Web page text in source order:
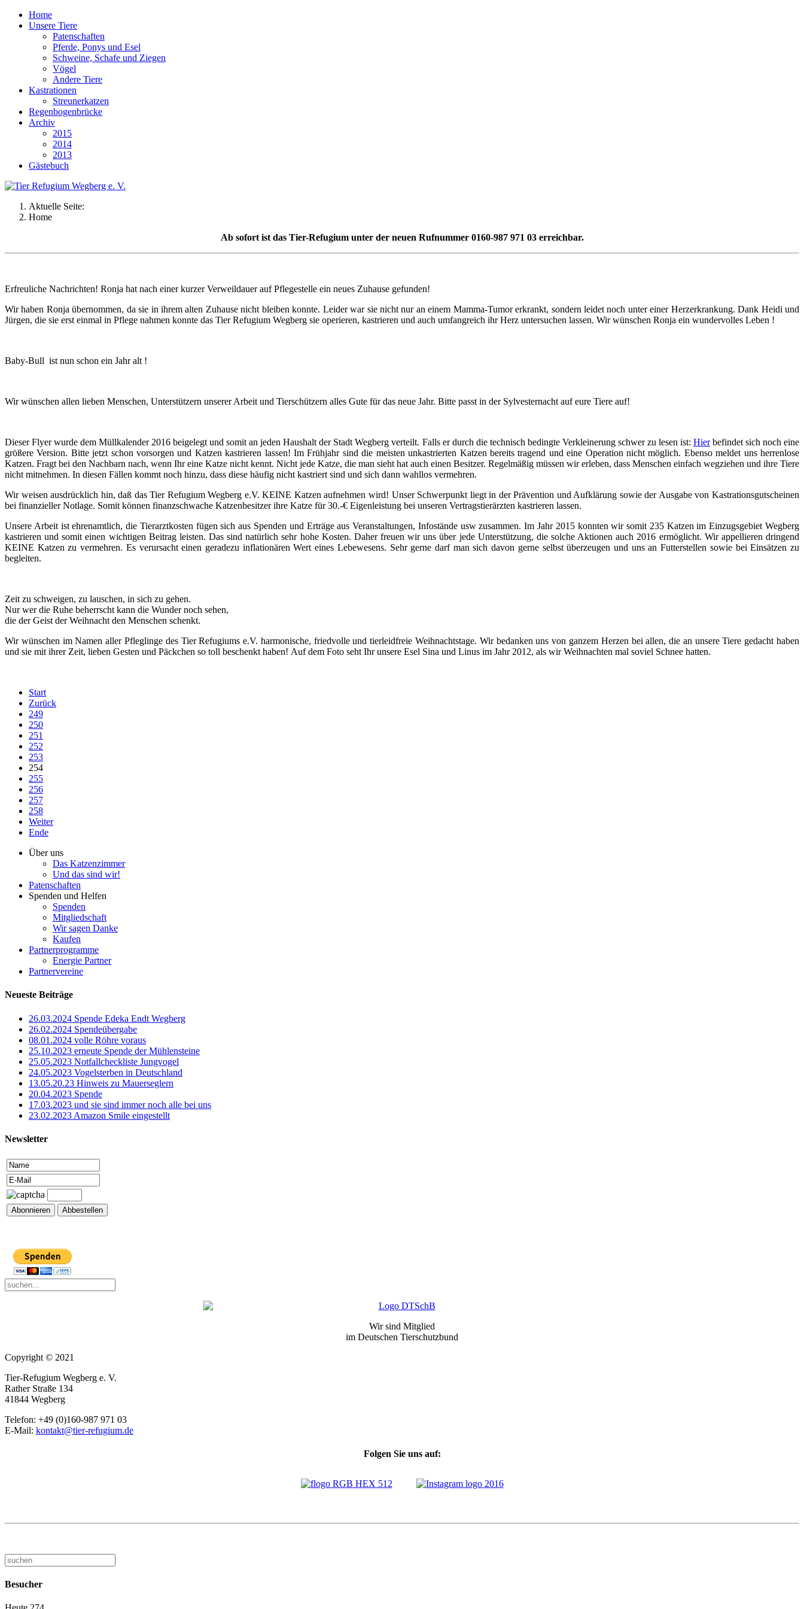
Home
Unsere Tiere
Patenschaften
Pferde, Ponys und Esel
Schweine, Schafe und Ziegen
Vögel
Andere Tiere
Kastrationen
Streunerkatzen
Regenbogenbrücke
Archiv
2015
2014
2013
Gästebuch
Aktuelle Seite:
Home
Ab sofort ist das Tier-Refugium unter der neuen Rufnummer 0160-987 971 03 erreichbar.
Erfreuliche Nachrichten! Ronja hat nach einer kurzer Verweildauer auf Pflegestelle ein neues Zuhause gefunden!
Wir haben Ronja übernommen, da sie in ihrem alten Zuhause nicht bleiben konnte. Leider war sie nicht nur an einem Mamma-Tumor erkrankt, sondern leidet noch unter einer Herzerkrankung.Dank Heidi und
Jürgen, die sie erst einmal in Pflege nahmen konnte das Tier Refugium Wegberg sie operieren, kastrieren und auch umfangreich ihr Herz untersuchen lassen. Wir wünschen Ronja ein wundervolles Leben !
Baby-Bull ist nun schon ein Jahr alt !
Wir wünschen allen lieben Menschen, Unterstützern unserer Arbeit und Tierschützern alles Gute für das neue Jahr. Bitte passt in der Sylvesternacht auf eure Tiere auf!
Dieser Flyer wurde dem Müllkalender 2016 beigelegt und somit an jeden Haushalt der Stadt Wegberg verteilt. Falls er durch die technisch bedingte Verkleinerung schwer zu lesen ist: Hierbefindet sich noch eine
größere Version. Bitte jetzt schon vorsorgen und Katzen kastrieren lassen! Im Frühjahr sind die meisten unkastrierten Katzen bereits tragend und eine Operation nicht möglich. Ebenso meldet uns herrenlose
Katzen. Fragt bei den Nachbarn nach, wenn Ihr eine Katze nicht kennt. Nicht jede Katze, die man sieht hat auch einen Besitzer. Regelmäßig müssen wir erleben, dass Menschen einfach wegziehen und ihre Tiere
nicht mitnehmen. In diesen Fällen kommt noch hinzu, dass diese häufig nicht kastriert sind und sich dann wahllos vermehren.
Wir weisen ausdrücklich hin, daß das Tier Refugium Wegberg e.V. KEINE Katzen aufnehmen wird! Unser Schwerpunkt liegt in der Prävention und Aufklärung sowie der Ausgabe von Kastrationsgutscheinen
bei finanzieller Notlage. Somit können finanzschwache Katzenbesitzer ihre Katze für 30.-€ Eigenleistung bei unseren Vertragstierärzten kastrieren lassen.
Unsere Arbeit ist ehrenamtlich, die Tierarztkosten fügen sich aus Spenden und Erträge aus Veranstaltungen, Infostände usw zusammen. Im Jahr 2015 konnten wir somit 235 Katzen im Einzugsgebiet Wegberg
kastrieren und somit einen wichtigen Beitrag leisten. Das sind natürlich sehr hohe Kosten. Daher freuen wir uns über jede Unterstützung, die solche Aktionen auch 2016 ermöglicht. Wir appellieren dringend
KEINE Katzen zu vermehren. Es verursacht einen geradezu inflationären Wert eines Lebewesens. Sehr gerne darf man sich davon gerne selbst überzeugen und uns an Futterstellen sowie bei Einsätzen zu
begleiten.
Zeit zu schweigen, zu lauschen, in sich zu gehen.
Nur wer die Ruhe beherrscht kann die Wunder noch sehen,
die der Geist der Weihnacht den Menschen schenkt.
Wir wünschen im Namen aller Pfleglinge des Tier Refugiums e.V. harmonische, friedvolle und tierleidfreie Weihnachtstage. Wir bedanken uns von ganzem Herzen bei allen, die an unsere Tiere gedacht haben
und sie mit ihrer Zeit, lieben Gesten und Päckchen so toll beschenkt haben! Auf dem Foto seht Ihr unsere Esel Sina und Linus im Jahr 2012, als wir Weihnachten mal soviel Schnee hatten.
Start
Zurück
249
250
251
252
253
254
255
256
257
258
Weiter
Ende
Über uns
Das Katzenzimmer
Und das sind wir!
Patenschaften
Spenden und Helfen
Spenden
Mitgliedschaft
Wir sagen Danke
Kaufen
Partnerprogramme
Energie Partner
Partnervereine
Neueste Beiträge
26.03.2024 Spende Edeka Endt Wegberg
26.02.2024 Spendeübergabe
08.01.2024 volle Röhre voraus
25.10.2023 erneute Spende der Mühlensteine
25.05.2023 Notfallcheckliste Jungvogel
24.05.2023 Vogelsterben in Deutschland
13.05.20.23 Hinweis zu Mauerseglern
20.04.2023 Spende
17.03.2023 und sie sind immer noch alle bei uns
23.02.2023 Amazon Smile eingestellt
Newsletter
Wir sind Mitglied
im Deutschen Tierschutzbund
Copyright © 2021
Tier-Refugium Wegberg e. V.
Rather Straße 134
41844 Wegberg
Telefon: +49 (0)160-987 971 03
E-Mail: kontakt@tier-refugium.de
Folgen Sie uns auf:
Besucher